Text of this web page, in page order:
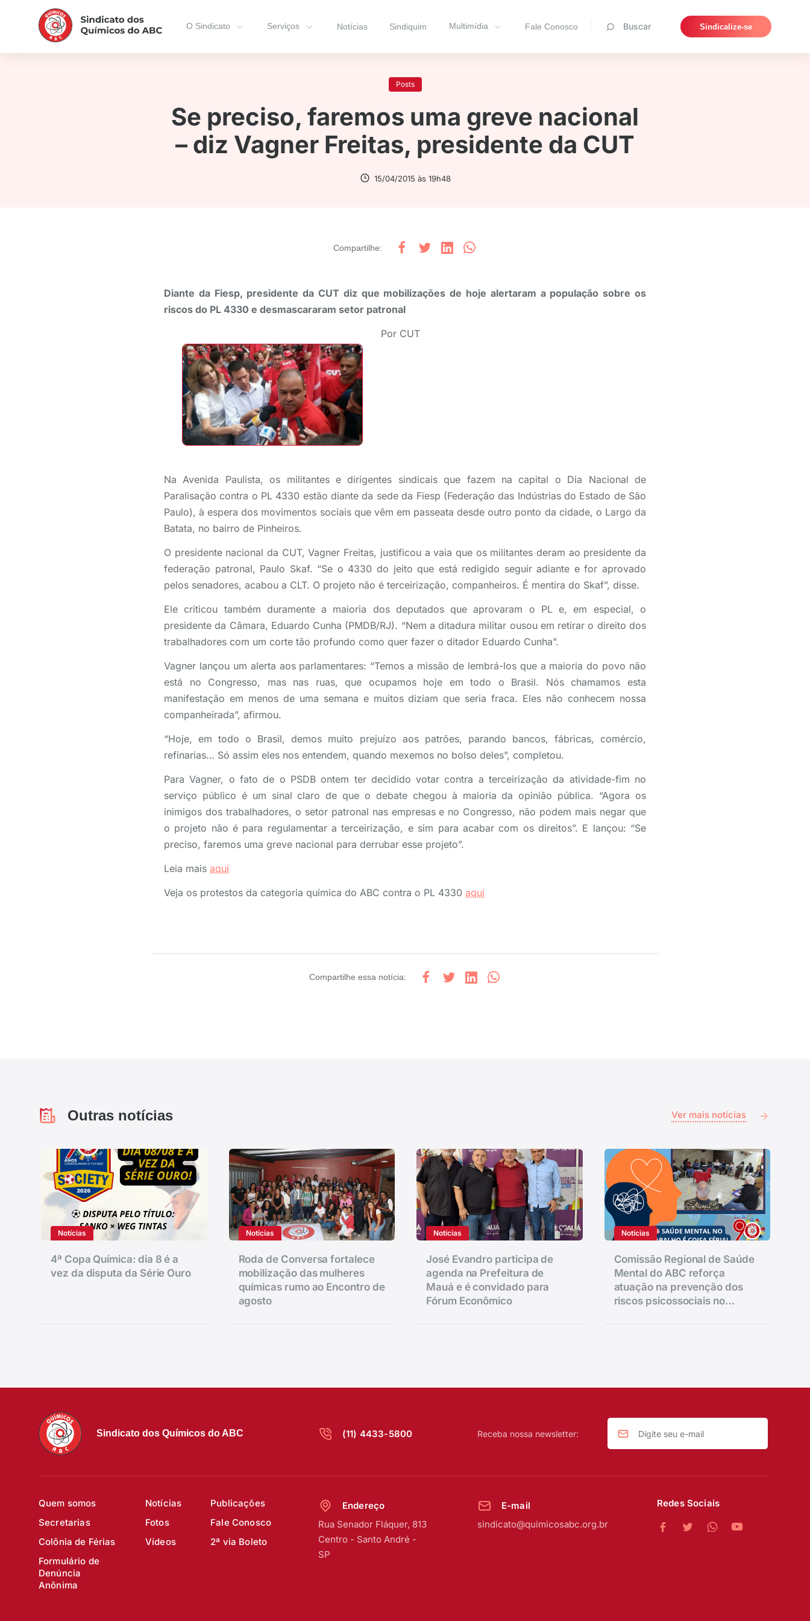
O Sindicato Serviços Notícias Sindiquim Multimídia Fale Conosco Buscar Sindicalize-se
Pesquisar
Posts
Se preciso, faremos uma greve nacional
– diz Vagner Freitas, presidente da CUT
15/04/2015 às 19h48
Compartilhe:
Diante da Fiesp, presidente da CUT diz que mobilizações de hoje alertaram a população sobre os
riscos do PL 4330 e desmascararam setor patronal
Por CUT
Na Avenida Paulista, os militantes e dirigentes sindicais que fazem na capital o Dia Nacional de
Paralisação contra o PL 4330 estão diante da sede da Fiesp (Federação das Indústrias do Estado de São
Paulo), à espera dos movimentos sociais que vêm em passeata desde outro ponto da cidade, o Largo da
Batata, no bairro de Pinheiros.
O presidente nacional da CUT, Vagner Freitas, justificou a vaia que os militantes deram ao presidente da
federação patronal, Paulo Skaf. “Se o 4330 do jeito que está redigido seguir adiante e for aprovado
pelos senadores, acabou a CLT. O projeto não é terceirização, companheiros. É mentira do Skaf”, disse.
Ele criticou também duramente a maioria dos deputados que aprovaram o PL e, em especial, o
presidente da Câmara, Eduardo Cunha (PMDB/RJ). “Nem a ditadura militar ousou em retirar o direito dos
trabalhadores com um corte tão profundo como quer fazer o ditador Eduardo Cunha”.
Vagner lançou um alerta aos parlamentares: “Temos a missão de lembrá-los que a maioria do povo não
está no Congresso, mas nas ruas, que ocupamos hoje em todo o Brasil. Nós chamamos esta
manifestação em menos de uma semana e muitos diziam que seria fraca. Eles não conhecem nossa
companheirada”, afirmou.
“Hoje, em todo o Brasil, demos muito prejuízo aos patrões, parando bancos, fábricas, comércio,
refinarias… Só assim eles nos entendem, quando mexemos no bolso deles”, completou.
Para Vagner, o fato de o PSDB ontem ter decidido votar contra a terceirização da atividade-fim no
serviço público é um sinal claro de que o debate chegou à maioria da opinião pública. “Agora os
inimigos dos trabalhadores, o setor patronal nas empresas e no Congresso, não podem mais negar que
o projeto não é para regulamentar a terceirização, e sim para acabar com os direitos”. E lançou: “Se
preciso, faremos uma greve nacional para derrubar esse projeto”.
Leia mais aqui
Veja os protestos da categoria química do ABC contra o PL 4330 aqui
Compartilhe essa notícia:
Outras notícias Ver mais notícias
Notícias
4ª Copa Química: dia 8 é a
vez da disputa da Série Ouro
Notícias
Roda de Conversa fortalece
mobilização das mulheres
químicas rumo ao Encontro de
agosto
Notícias
José Evandro participa de
agenda na Prefeitura de
Mauá e é convidado para
Fórum Econômico
Notícias
Comissão Regional de Saúde
Mental do ABC reforça
atuação na prevenção dos
riscos psicossociais no
Sindicato dos Químicos do ABC (11) 4433-5800 Receba nossa newsletter:
Quem somos Notícias
Publicações
Secretarias
Fotos
Fale Conosco
Colônia de Férias
Vídeos
2ª via Boleto
Formulário de
Denúncia
Anônima
Endereço
Rua Senador Fláquer, 813
Centro - Santo André -
SP
E-mail
sindicato@quimicosabc.org.br
Redes Sociais